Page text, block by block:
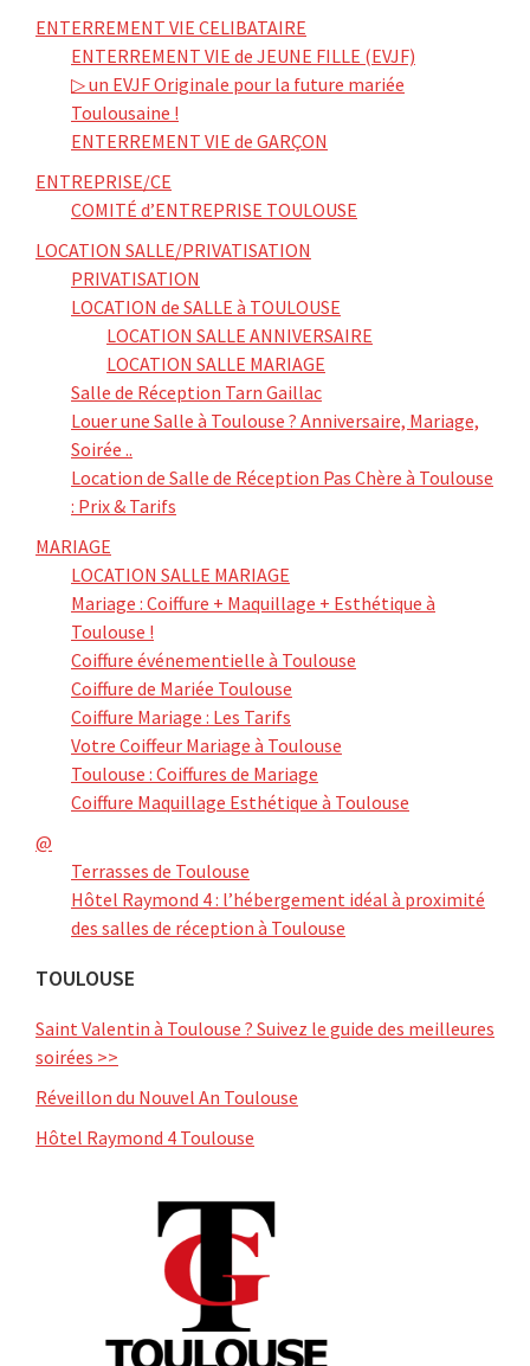
ENTERREMENT VIE CELIBATAIRE
ENTERREMENT VIE de JEUNE FILLE (EVJF)
▷ un EVJF Originale pour la future mariée
Toulousaine !
ENTERREMENT VIE de GARÇON
ENTREPRISE/CE
COMITÉ d’ENTREPRISE TOULOUSE
LOCATION SALLE/PRIVATISATION
PRIVATISATION
LOCATION de SALLE à TOULOUSE
LOCATION SALLE ANNIVERSAIRE
LOCATION SALLE MARIAGE
Salle de Réception Tarn Gaillac
Louer une Salle à Toulouse ? Anniversaire, Mariage,
Soirée ..
Location de Salle de Réception Pas Chère à Toulouse
: Prix & Tarifs
MARIAGE
LOCATION SALLE MARIAGE
Mariage : Coiffure + Maquillage + Esthétique à
Toulouse !
Coiffure événementielle à Toulouse
Coiffure de Mariée Toulouse
Coiffure Mariage : Les Tarifs
Votre Coiffeur Mariage à Toulouse
Toulouse : Coiffures de Mariage
Coiffure Maquillage Esthétique à Toulouse
@
Terrasses de Toulouse
Hôtel Raymond 4 : l’hébergement idéal à proximité
des salles de réception à Toulouse
TOULOUSE
Saint Valentin à Toulouse ? Suivez le guide des meilleures
soirées >>
Réveillon du Nouvel An Toulouse
Hôtel Raymond 4 Toulouse